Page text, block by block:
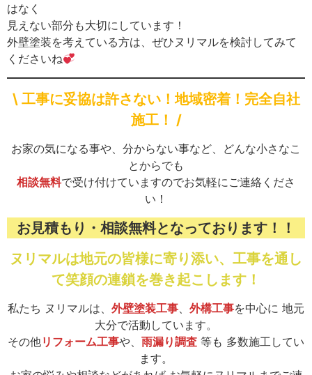
はなく
見えない部分も大切にしています！
外壁塗装を考えている方は、ぜひヌリマルを検討してみて
くださいね
\ 工事に妥協は許さない！地域密着！完全自社
施工！ /
お家の気になる事や、分からない事など、どんな小さなこ
とからでも
相談無料で受け付けていますのでお気軽にご連絡くださ
い！
お見積もり・相談無料となっております！！
ヌリマルは地元の皆様に寄り添い、工事を通し
て笑顔の連鎖を巻き起こします！
私たち ヌリマルは、 外壁塗装工事、 外構工事を中心に 地元
大分で活動しています。
その他リフォーム工事や、 雨漏り調査 等も 多数施工してい
ます。